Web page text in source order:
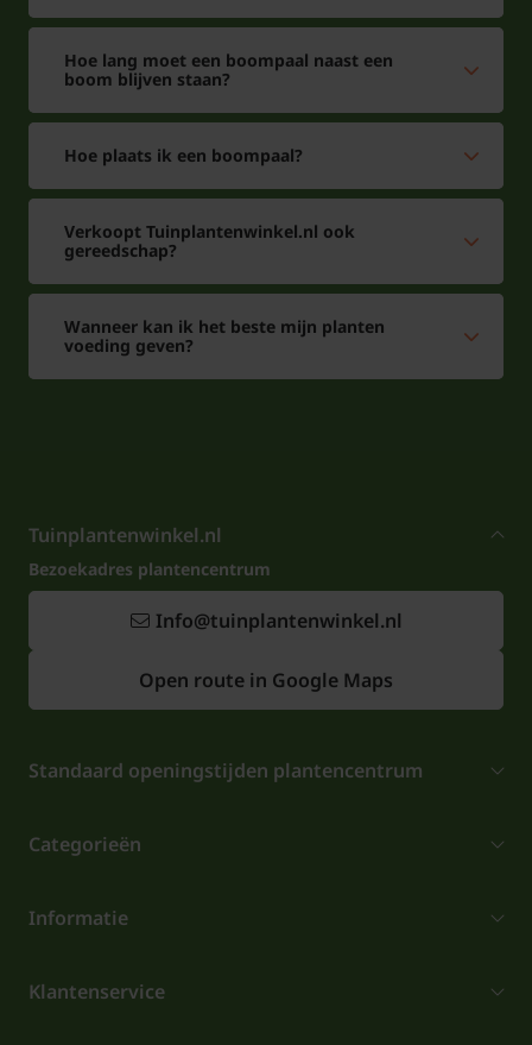
Hoe lang moet een boompaal naast een
boom blijven staan?
Hoe plaats ik een boompaal?
Verkoopt Tuinplantenwinkel.nl ook
gereedschap?
Wanneer kan ik het beste mijn planten
voeding geven?
Tuinplantenwinkel.nl
Bezoekadres plantencentrum
Info@tuinplantenwinkel.nl
Open route in Google Maps
Standaard openingstijden plantencentrum
Categorieën
Informatie
Klantenservice